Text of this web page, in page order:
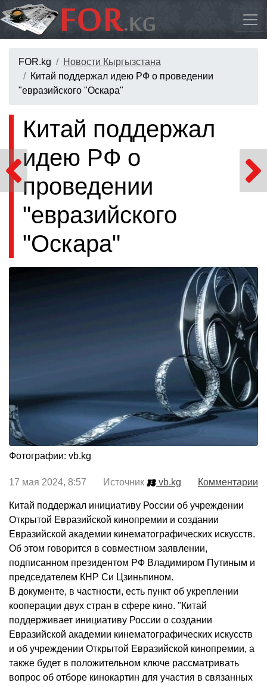
FOR.kg
Новости Кыргызстана
Китай поддержал идею РФ о проведении
"евразийского "Оскара"
Китай поддержал
идею РФ о
проведении
"евразийского
"Оскара"
Фотографии: vb.kg
17 мая 2024, 8:57 Источник vb.kg Комментарии
Китай поддержал инициативу России об учреждении
Открытой Евразийской кинопремии и создании
Евразийской академии кинематографических искусств.
Об этом говорится в совместном заявлении,
подписанном президентом РФ Владимиром Путиным и
председателем КНР Си Цзиньпином.
В документе, в частности, есть пункт об укреплении
кооперации двух стран в сфере кино. "Китай
поддерживает инициативу России о создании
Евразийской академии кинематографических искусств
и об учреждении Открытой Евразийской кинопремии, а
также будет в положительном ключе рассматривать
вопрос об отборе кинокартин для участия в связанных